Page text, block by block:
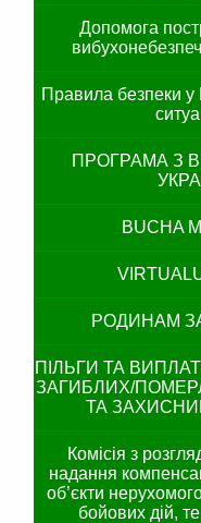
Допомога
Правила
ПРОГРАМА З
BUCHA
РОДИНАМ
ПІЛЬГИ ТА
ЗАГИБЛИХ/
ТА
Комісія з
надання
об’єкти
бойових дій,